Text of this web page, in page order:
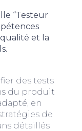
“Testeur
et la
des tests
du produit
en
de
détaillés